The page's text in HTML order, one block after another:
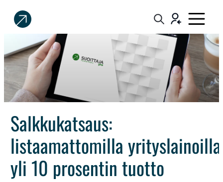
Sijoittaja.fi
Tee
parempia
sijoituspäätöksiä
Salkkukatsaus:
listaamattomilla yrityslainoilla
yli 10 prosentin tuotto